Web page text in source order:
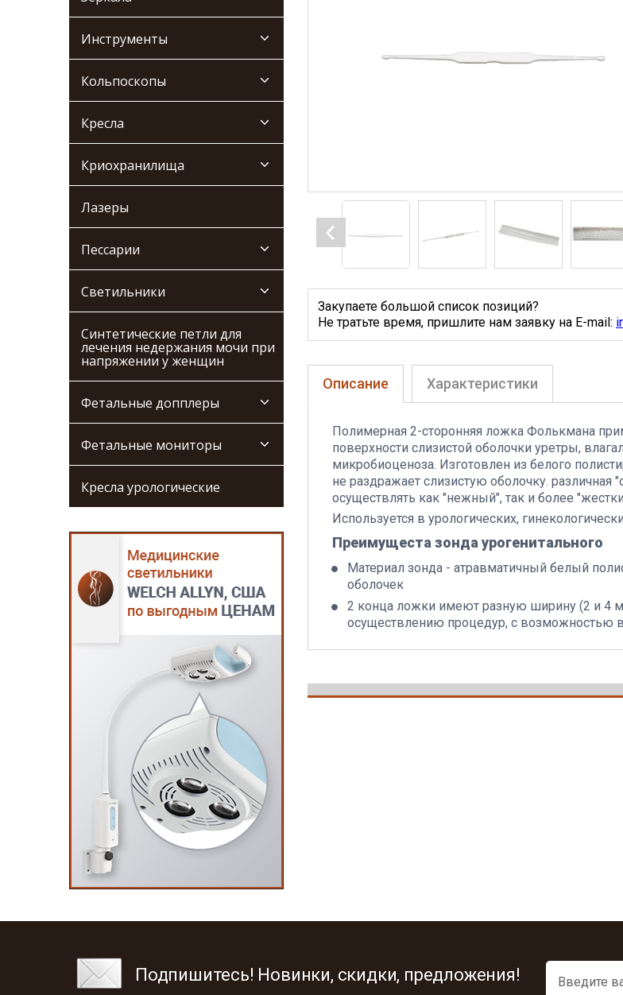
Инструменты
Кольпоскопы
Кресла
Криохранилища
Лазеры
Пессарии
Светильники
Синтетические петли для
лечения недержания мочи при
напряжении у женщин
Фетальные допплеры
Фетальные мониторы
Кресла урологические
Закупаете большой список позиций?
Не тратьте время, пришлите нам заявку на E-mail:
Описание
Полимерная 2-сторонняя ложка Фолькмана
поверхности слизистой оболочки уретры,
микробиоценоза. Изготовлен из белого
не раздражает слизистую оболочку. различная
осуществлять как "нежный", так и более
Используется в урологических,
Преимущеста зонда урогенитального
Материал зонда - атравматичный белый
оболочек
2 конца ложки имеют разную ширину (2 и 4
осуществлению процедур, с возможностью
Характеристики
Подпишитесь! Новинки, скидки, предложения!